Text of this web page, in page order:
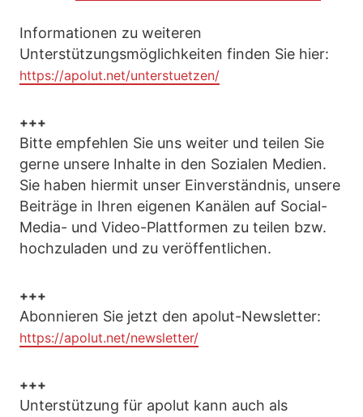
Informationen zu weiteren
Unterstützungsmöglichkeiten finden Sie hier:
https://apolut.net/unterstuetzen/
+++
Bitte empfehlen Sie uns weiter und teilen Sie
gerne unsere Inhalte in den Sozialen Medien.
Sie haben hiermit unser Einverständnis, unsere
Beiträge in Ihren eigenen Kanälen auf Social-
Media- und Video-Plattformen zu teilen bzw.
hochzuladen und zu veröffentlichen.
+++
Abonnieren Sie jetzt den apolut-Newsletter:
https://apolut.net/newsletter/
+++
Unterstützung für apolut kann auch als